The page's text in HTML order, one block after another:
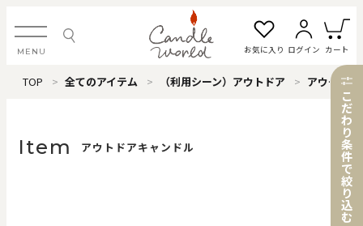
MENU お気に入り ログイン カート
ログイン・新規会員登録
TOP 全てのアイテム （利用シーン）アウトドア アウトドアキャンドル
Item アウトドアキャンドル
こ
だ
わ
り
条
件
で
絞
り
込
む